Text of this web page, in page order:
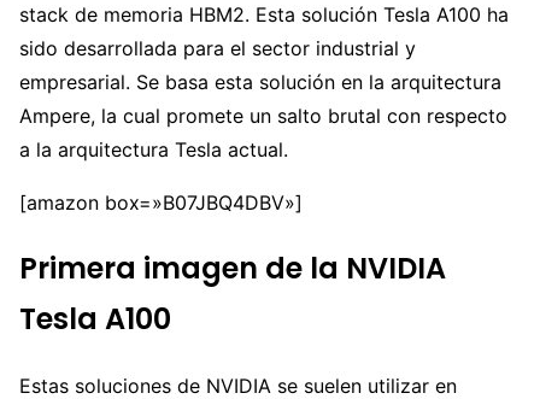
stack de memoria HBM2. Esta solución Tesla A100 ha
sido desarrollada para el sector industrial y
empresarial. Se basa esta solución en la arquitectura
Ampere, la cual promete un salto brutal con respecto
a la arquitectura Tesla actual.
[amazon box=»B07JBQ4DBV»]
Primera imagen de la NVIDIA
Tesla A100
Estas soluciones de NVIDIA se suelen utilizar en